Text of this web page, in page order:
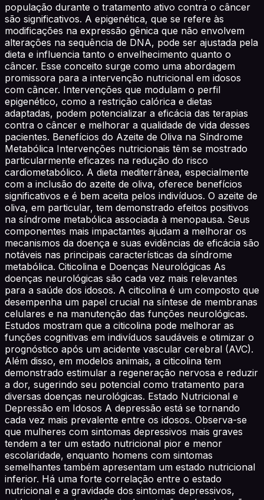
população durante o tratamento ativo contra o câncer
são significativos. A epigenética, que se refere às
modificações na expressão gênica que não envolvem
alterações na sequência de DNA, pode ser ajustada pela
dieta e influencia tanto o envelhecimento quanto o
câncer. Esse conceito surge como uma abordagem
promissora para a intervenção nutricional em idosos
com câncer. Intervenções que modulam o perfil
epigenético, como a restrição calórica e dietas
adaptadas, podem potencializar a eficácia das terapias
contra o câncer e melhorar a qualidade de vida desses
pacientes. Benefícios do Azeite de Oliva na Síndrome
Metabólica Intervenções nutricionais têm se mostrado
particularmente eficazes na redução do risco
cardiometabólico. A dieta mediterrânea, especialmente
com a inclusão do azeite de oliva, oferece benefícios
significativos e é bem aceita pelos indivíduos. O azeite de
oliva, em particular, tem demonstrado efeitos positivos
na síndrome metabólica associada à menopausa. Seus
componentes mais impactantes ajudam a melhorar os
mecanismos da doença e suas evidências de eficácia são
notáveis nas principais características da síndrome
metabólica. Citicolina e Doenças Neurológicas As
doenças neurológicas são cada vez mais relevantes
para a saúde dos idosos. A citicolina é um composto que
desempenha um papel crucial na síntese de membranas
celulares e na manutenção das funções neurológicas.
Estudos mostram que a citicolina pode melhorar as
funções cognitivas em indivíduos saudáveis e otimizar o
prognóstico após um acidente vascular cerebral (AVC).
Além disso, em modelos animais, a citicolina tem
demonstrado estimular a regeneração nervosa e reduzir
a dor, sugerindo seu potencial como tratamento para
diversas doenças neurológicas. Estado Nutricional e
Depressão em Idosos A depressão está se tornando
cada vez mais prevalente entre os idosos. Observa-se
que mulheres com sintomas depressivos mais graves
tendem a ter um estado nutricional pior e menor
escolaridade, enquanto homens com sintomas
semelhantes também apresentam um estado nutricional
inferior. Há uma forte correlação entre o estado
nutricional e a gravidade dos sintomas depressivos,